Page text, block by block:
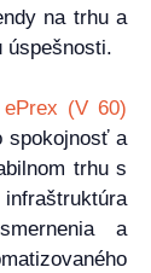
na trhu a
úspešnosti.
(V 60)
spokojnosť a
trhu s
a